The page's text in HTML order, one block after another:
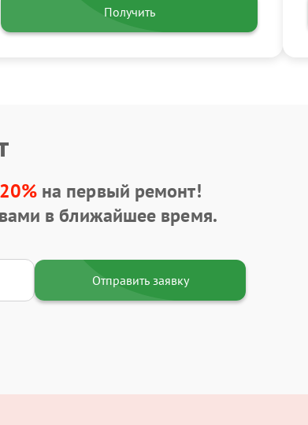
Получить
на первый ремонт!
в ближайшее время.
Отправить заявку